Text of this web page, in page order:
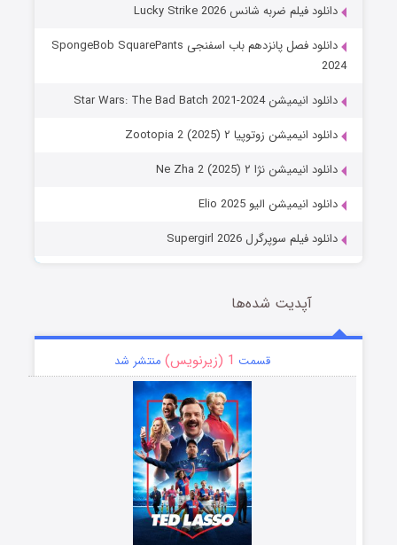
دانلود فیلم ضربه شانس Lucky Strike 2026
دانلود فصل پانزدهم باب اسفنجی SpongeBob SquarePants
2024
دانلود انیمیشن Star Wars: The Bad Batch 2021-2024
دانلود انیمیشن زوتوپیا ۲ Zootopia 2 (2025)
دانلود انیمیشن نژا ۲ Ne Zha 2 (2025)
دانلود انیمیشن الیو Elio 2025
دانلود فیلم سوپرگرل Supergirl 2026
آپدیت شده‌ها
قسمت 1 (زیرنویس) منتشر شد